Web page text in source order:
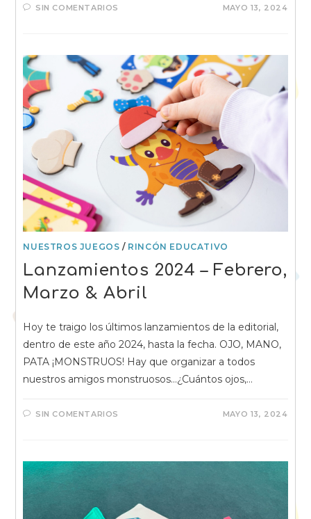
SIN COMENTARIOS MAYO 13, 2024
NUESTROS JUEGOS / RINCÓN EDUCATIVO
Lanzamientos 2024 – Febrero,
Marzo & Abril
Hoy te traigo los últimos lanzamientos de la editorial,
dentro de este año 2024, hasta la fecha. OJO, MANO,
PATA ¡MONSTRUOS! Hay que organizar a todos
nuestros amigos monstruosos…¿Cuántos ojos,…
SIN COMENTARIOS MAYO 13, 2024